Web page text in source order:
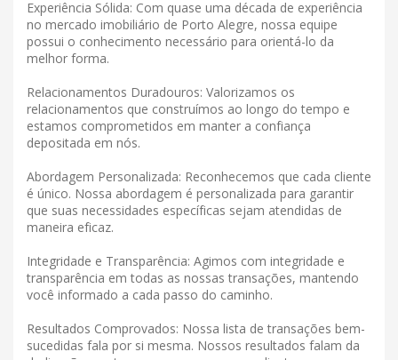
Experiência Sólida: Com quase uma década de experiência
no mercado imobiliário de Porto Alegre, nossa equipe
possui o conhecimento necessário para orientá-lo da
melhor forma.
Relacionamentos Duradouros: Valorizamos os
relacionamentos que construímos ao longo do tempo e
estamos comprometidos em manter a confiança
depositada em nós.
Abordagem Personalizada: Reconhecemos que cada cliente
é único. Nossa abordagem é personalizada para garantir
que suas necessidades específicas sejam atendidas de
maneira eficaz.
Integridade e Transparência: Agimos com integridade e
transparência em todas as nossas transações, mantendo
você informado a cada passo do caminho.
Resultados Comprovados: Nossa lista de transações bem-
sucedidas fala por si mesma. Nossos resultados falam da